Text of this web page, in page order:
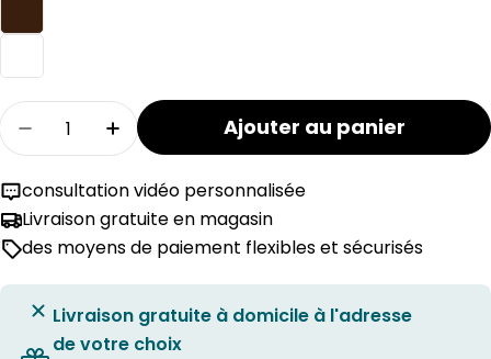
Quantité
Réduire la quantité pour la commode CARA
Augmenter la quantité pour la
Ajouter au panier
consultation vidéo personnalisée
Livraison gratuite en magasin
des moyens de paiement flexibles et sécurisés
Livraison gratuite à domicile à l'adresse
de votre choix